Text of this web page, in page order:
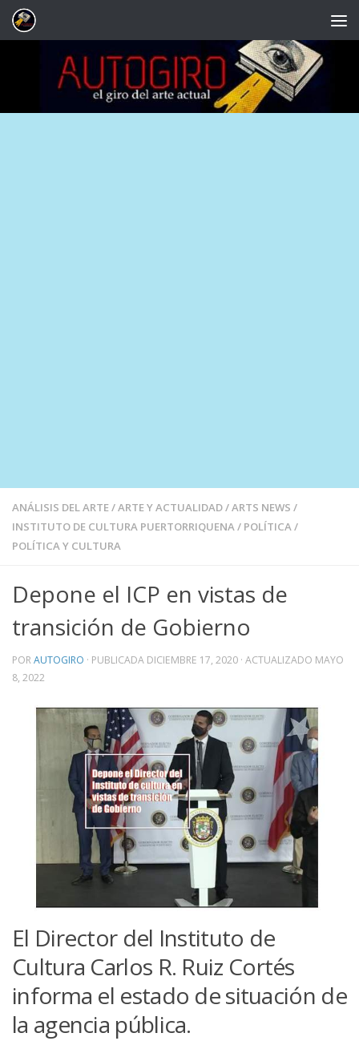
Saltar al contenido
ANÁLISIS DEL ARTE/ARTE Y ACTUALIDAD/ARTS NEWS /
INSTITUTO DE CULTURA PUERTORRIQUENA/ POLÍTICA/
POLÍTICA Y CULTURA
Depone el ICP en vistas de
transición de Gobierno
PORAUTOGIRO · PUBLICADA DICIEMBRE 17, 2020 · ACTUALIZADO MAYO
8, 2022
El Director del Instituto de
Cultura Carlos R. Ruiz Cortés
informa el estado de situación de
la agencia pública.